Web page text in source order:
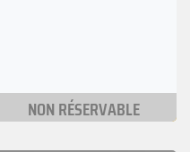
NON RÉSERVABLE